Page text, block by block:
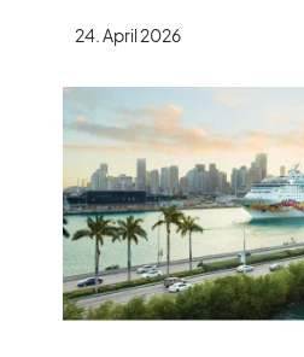
24. April 2026